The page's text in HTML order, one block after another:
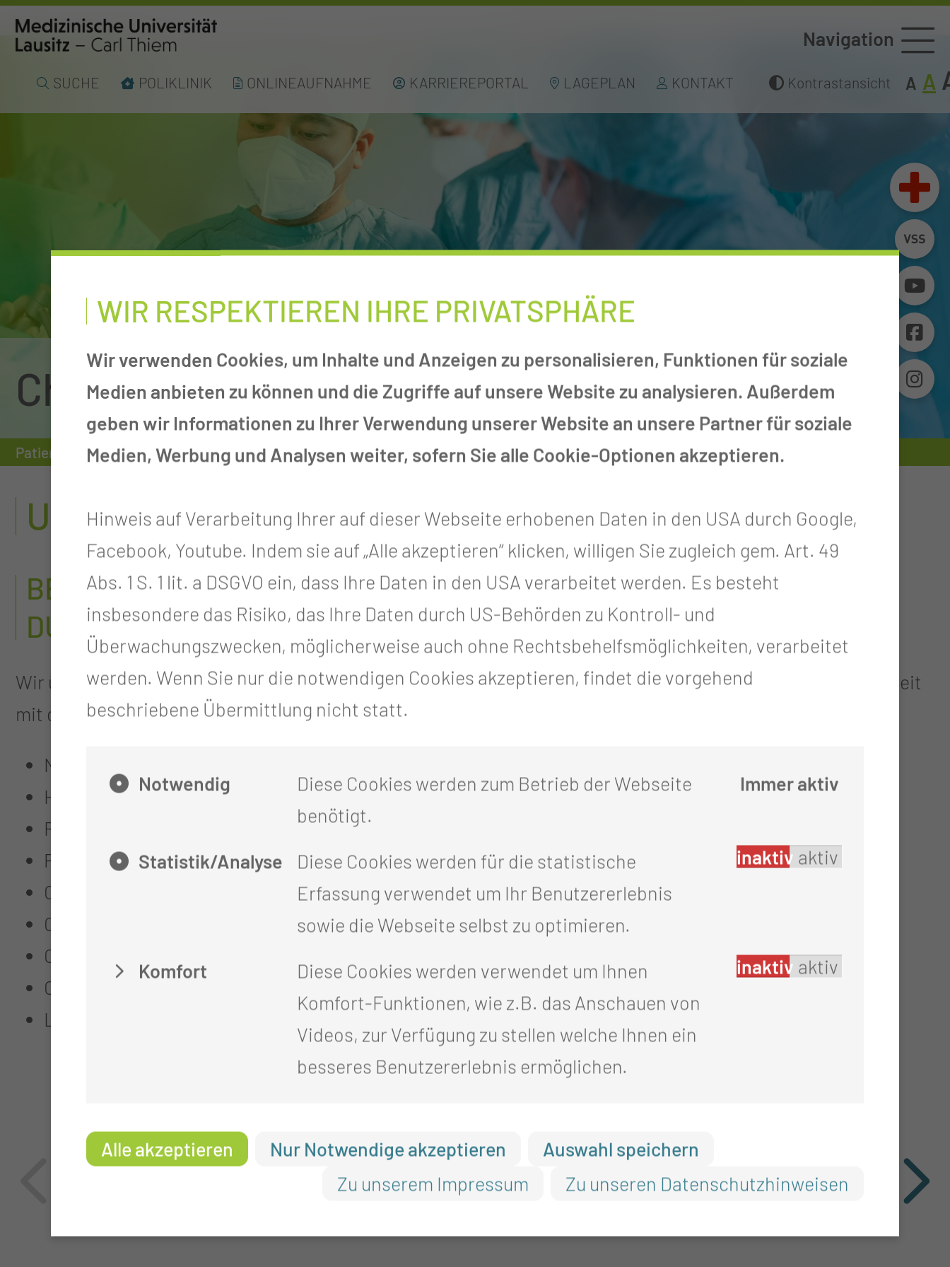
SUCHE POLIKLINIK ONLINEAUFNAHME KARRIEREPORTAL LAGEPLAN KONTAKT Kontrastansicht A A
Navigation
Chirurgie
Patienten & Besucher Einrichtungen von A-Z Kliniken, Departments & Sektionen Chirurgie Urogenitaleingriffe
UROGENITALEINGRIFFE
BEI WELCHEN KRANKHEITSBILDERN WIRD DIE BEHANDLUNG
DURCHGEFÜHRT?
Wir übernehmen die konservative und operative Versorgung von urologischen Krankheiten in Zusammenarbeit
mit der Urologischen Klinik.
Nierenbecken- und Antireflux-Plastik
Hypospadie / Epispadie
Retentio testis
Phimose
Operative Korrektur der Gynäkomastie (vermehrtes Gewebe der männlichen Brust)
Operative und konservative Behandlung der Phimose (Vorhautverengung)
Operative und konservative Behandlung der verklebten Labien
Operation bei Fehllage der Hoden (Leistenhoden, Gleithoden)
Laparoskopische Hodensuche bei Kryptorchismus in Zusammenarbeit mit der Klinik für Urologie
WIR RESPEKTIEREN IHRE PRIVATSPHÄRE
Wir verwenden Cookies, um Inhalte und Anzeigen zu personalisieren, Funktionen für soziale
Medien anbieten zu können und die Zugriffe auf unsere Website zu analysieren. Außerdem
geben wir Informationen zu Ihrer Verwendung unserer Website an unsere Partner für soziale
Medien, Werbung und Analysen weiter, sofern Sie alle Cookie-Optionen akzeptieren.
Hinweis auf Verarbeitung Ihrer auf dieser Webseite erhobenen Daten in den USA durch Google,
Facebook, Youtube. Indem sie auf „Alle akzeptieren“ klicken, willigen Sie zugleich gem. Art. 49
Abs. 1 S. 1 lit. a DSGVO ein, dass Ihre Daten in den USA verarbeitet werden. Es besteht
insbesondere das Risiko, das Ihre Daten durch US-Behörden zu Kontroll- und
Überwachungszwecken, möglicherweise auch ohne Rechtsbehelfsmöglichkeiten, verarbeitet
werden. Wenn Sie nur die notwendigen Cookies akzeptieren, findet die vorgehend
beschriebene Übermittlung nicht statt.
Notwendig
Diese Cookies werden zum Betrieb der Webseite
benötigt.
Immer aktiv
Statistik/Analyse
Diese Cookies werden für die statistische
Erfassung verwendet um Ihr Benutzererlebnis
sowie die Webseite selbst zu optimieren.
inaktiv aktiv
Komfort
Diese Cookies werden verwendet um Ihnen
Komfort-Funktionen, wie z.B. das Anschauen von
Videos, zur Verfügung zu stellen welche Ihnen ein
besseres Benutzererlebnis ermöglichen.
inaktiv aktiv
Alle akzeptieren Nur Notwendige akzeptieren
Auswahl speichern
Zu unseren Datenschutzhinweisen
Zu unserem Impressum